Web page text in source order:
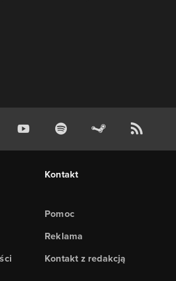
Kontakt
Pomoc
Reklama
Kontakt z redakcją